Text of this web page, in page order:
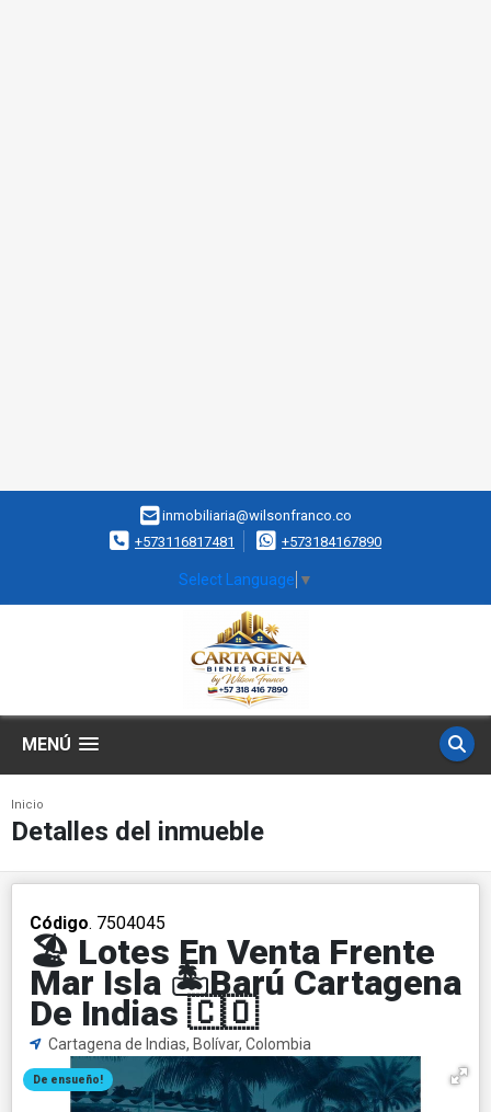
inmobiliaria@wilsonfranco.co
+573116817481
+573184167890
Select Language ▼
MENÚ
Inicio
Detalles del inmueble
Código. 7504045
🏖️ Lotes En Venta Frente
Mar Isla 🏝️Barú Cartagena
De Indias 🇨🇴
Cartagena de Indias, Bolívar, Colombia
De ensueño!